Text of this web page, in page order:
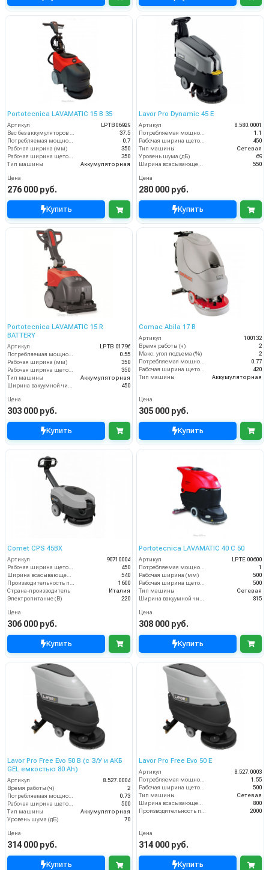
Portotecnica LAVAMATIC 15 B 35
Артикул
LPTB06929
Вес без аккумуляторов (кг)
37.5
Потребляемая мощность (кВт)
0.7
Рабочая ширина (мм)
350
Рабочая ширина щеток (мм)
350
Тип машины
Аккумуляторная
Цена
276 000 руб.
Купить
Lavor Pro Dynamic 45 E
Артикул
8.580.0001
Потребляемая мощность (кВт)
1.1
Рабочая ширина щеток (мм)
450
Тип машины
Сетевая
Уровень шума (дБ)
69
Ширина всасывающей балки (мм)
550
Цена
280 000 руб.
Купить
Portotecnica LAVAMATIC 15 R
BATTERY
Артикул
LPTB 01796
0.55
Рабочая ширина (мм)
350
350
Тип машины
Аккумуляторная
450
Цена
303 000 руб.
Купить
Comac Abila 17 B
Артикул
100132
Время работы (ч)
2
Макс. угол подъема (%)
2
0.77
420
Тип машины
Аккумуляторная
Цена
305 000 руб.
Купить
Comet CPS 45BX
Артикул
90710004
450
540
1600
Страна-производитель
Италия
Электропитание (В)
220
Цена
306 000 руб.
Купить
Portotecnica LAVAMATIC 40 C 50
Артикул
LPTE 00600
1
Рабочая ширина (мм)
500
500
Тип машины
Сетевая
815
Цена
308 000 руб.
Купить
Lavor Pro Free Evo 50 B (с З/У и АКБ
GEL емкостью 80 Ah)
Артикул
8.527.0004
Время работы (ч)
2
Потребляемая мощность (кВт)
0.73
Рабочая ширина щеток (мм)
500
Тип машины
Аккумуляторная
Уровень шума (дБ)
70
Цена
314 000 руб.
Купить
Lavor Pro Free Evo 50 E
Артикул
8.527.0003
Потребляемая мощность (кВт)
1.55
Рабочая ширина щеток (мм)
500
Тип машины
Сетевая
Ширина всасывающей балки (мм)
800
Производительность по площади (м2/ч)
2000
Цена
314 000 руб.
Купить